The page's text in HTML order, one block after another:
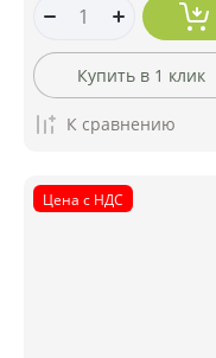
Купить в 1 клик
К сравнению
Цена с НДС